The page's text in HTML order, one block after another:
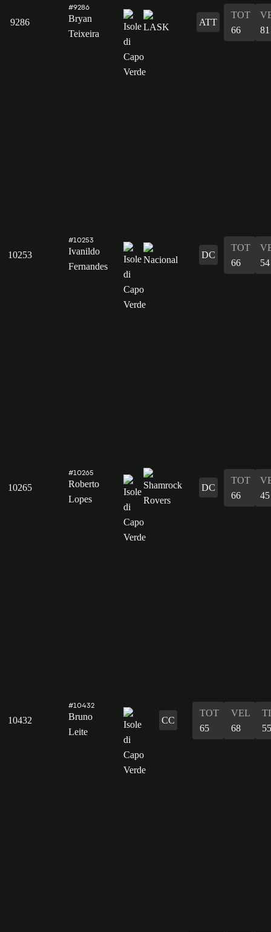
9286
#9286
Bryan
Teixeira
ATT
TOT
66
81
10253
#10253
Ivanildo
Fernandes
DC
TOT
66
54
10265
#10265
Roberto
Lopes
DC
TOT
66
45
10432
#10432
Bruno
Leite
CC
TOT
65
VEL
68
55